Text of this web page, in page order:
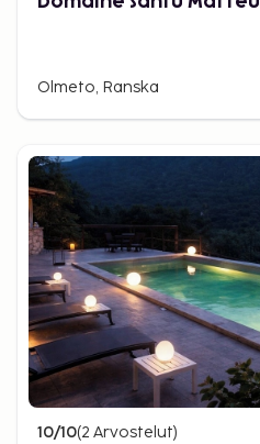
Olmeto, Ranska
10/10(2 Arvostelut)